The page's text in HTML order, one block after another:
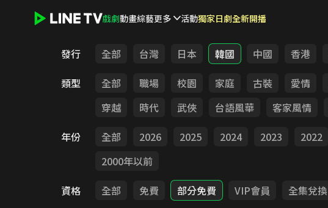
戲劇動畫綜藝更多 活動獨家日劇全新開播
發行 全部 台灣 日本 韓國 中國 香港
類型
全部 職場 校園 家庭 古裝 愛情
穿越
時代 武俠 台語風華 客家風情
年份
全部 2026 2025 2024 2023 2022
2000年以前
資格
全部 免費 部分免費 VIP會員 全集兌換